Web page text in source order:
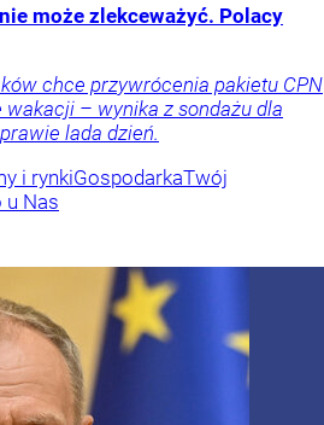
może zlekceważyć. Polacy
chce przywrócenia pakietu CPN
– wynika z sondażu dla
lada dzień.
i rynkiGospodarkaTwój
u Nas